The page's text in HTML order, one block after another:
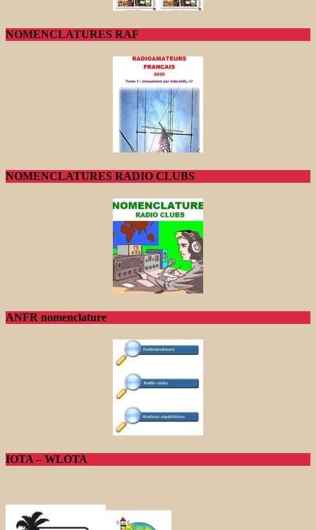
NOMENCLATURES RAF
NOMENCLATURES RADIO CLUBS
ANFR nomenclature
IOTA – WLOTA